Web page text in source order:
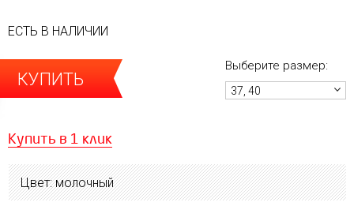
ЕСТЬ В НАЛИЧИИ
КУПИТЬ
Выберите размер:
37, 40
Купить в 1 клик
Цвет: молочный